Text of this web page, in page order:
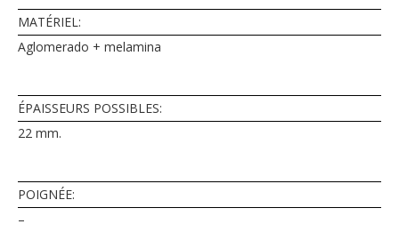
MATÉRIEL:
Aglomerado + melamina
ÉPAISSEURS POSSIBLES:
22 mm.
POIGNÉE:
–